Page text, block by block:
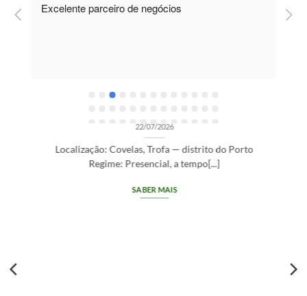
Excelente parceiro de negócios
OPORTUNIDADES DE RECRUTAMENTO SEM CATEGORIA
22/07/2026
Localização: Covelas, Trofa — distrito do Porto
Regime: Presencial, a tempo[...]
SABER MAIS